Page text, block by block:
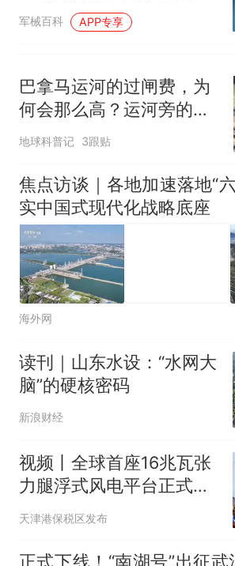
发电？ #科普知识
军械百科 APP专享
巴拿马运河的过闸费，为
何会那么高？运河旁的牵
引车是干什么用的
地球科普记 3跟贴
焦点访谈｜各地加速落地“
实中国式现代化战略底座
海外网
读刊｜山东水设：“水网大
脑”的硬核密码
新浪财经
视频丨全球首座16兆瓦张
力腿浮式风电平台正式投
天津港保税区发布
正式下线！“南湖号”出征